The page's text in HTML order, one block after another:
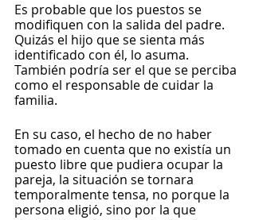
Es probable que los puestos se
modifiquen con la salida del padre.
Quizás el hijo que se sienta más
identificado con él, lo asuma.
También podría ser el que se perciba
como el responsable de cuidar la
familia.
En su caso, el hecho de no haber
tomado en cuenta que no existía un
puesto libre que pudiera ocupar la
pareja, la situación se tornara
temporalmente tensa, no porque la
persona eligió, sino por la que